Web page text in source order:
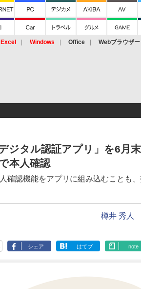
Excel Windows Office Webブラウザー
ジタル認証アプリ」を6月
本人確認
確認機能をアプリに組み込むことも
樽井 秀人
シェア はてブ note